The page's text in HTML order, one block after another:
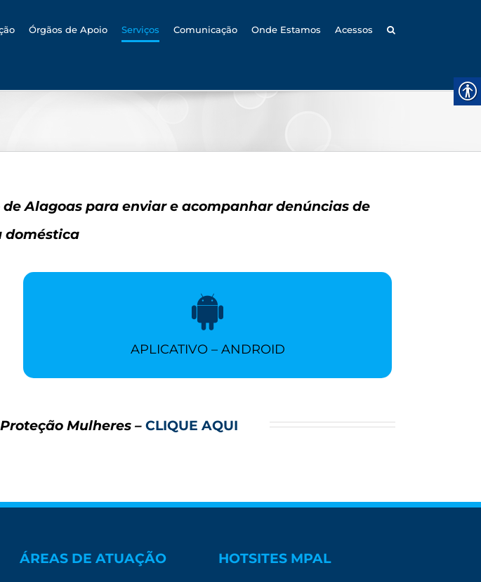
Órgãos de Apoio Serviços Comunicação Onde Estamos Acessos
Alagoas para enviar e acompanhar denúncias de
doméstica
APLICATIVO – ANDROID
APLICATIVO – ANDROID
Mulheres – CLIQUE AQUI
ÁREAS DE ATUAÇÃO HOTSITES MPAL